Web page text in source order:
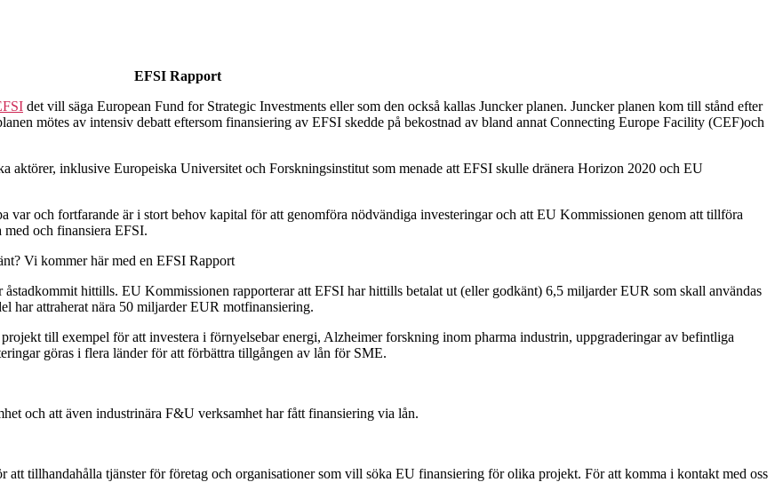
EFSI Rapport
det vill säga European Fund for Strategic Investments eller som den också kallas Juncker planen. Juncker planen kom till stånd efter
mötes av intensiv debatt eftersom finansiering av EFSI skedde på bekostnad av bland annat Connecting Europe Facility (CEF)och
aktörer, inklusive Europeiska Universitet och Forskningsinstitut som menade att EFSI skulle dränera Horizon 2020 och EU
var och fortfarande är i stort behov kapital för att genomföra nödvändiga investeringar och att EU Kommissionen genom att tillföra
och finansiera EFSI.
Vi kommer här med en EFSI Rapport
hittills. EU Kommissionen rapporterar att EFSI har hittills betalat ut (eller godkänt) 6,5 miljarder EUR som skall användas
har attraherat nära 50 miljarder EUR motfinansiering.
till exempel för att investera i förnyelsebar energi, Alzheimer forskning inom pharma industrin, uppgraderingar av befintliga
göras i flera länder för att förbättra tillgången av lån för SME.
och att även industrinära F&U verksamhet har fått finansiering via lån.
tillhandahålla tjänster för företag och organisationer som vill söka EU finansiering för olika projekt. För att komma i kontakt med oss